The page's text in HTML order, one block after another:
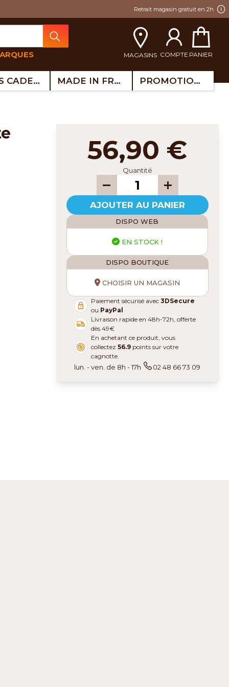
Retrait magasin gratuit en 2h
MAGASINS COMPTE PANIER
IDÉES CADEAUX MADE IN FRANCE PROMOTIONS
56,90 €
Quantité
AJOUTER AU PANIER
DISPO WEB
EN STOCK !
DISPO BOUTIQUE
CHOISIR UN MAGASIN
Paiement sécurisé avec3DSecure
ou PayPal
Livraison rapide en 48h-72h, offerte
dès 49€
En achetant ce produit, vous
collectez56.9 points sur votre
cagnotte.
lun. - ven. de 8h - 17h 02 48 66 73 09